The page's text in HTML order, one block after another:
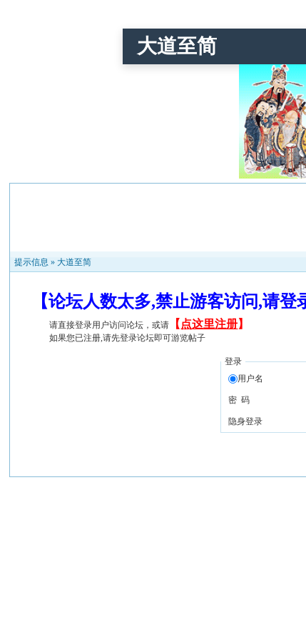
大道至简
提示信息 » 大道至简
【论坛人数太多,禁止游客访问,请
请直接登录用户访问论坛，或请 【 点这里注册】
如果您已注册,请先登录论坛即可游览帖子
登录
用户名
密 码
隐身登录